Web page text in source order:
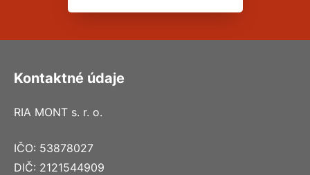
Kontaktné údaje
RIA MONT s. r. o.
IČO: 53878027
DIČ: 2121544909